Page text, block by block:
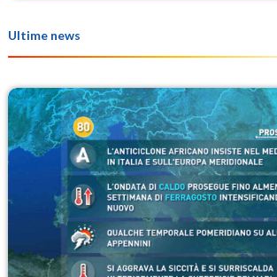
Ultime news